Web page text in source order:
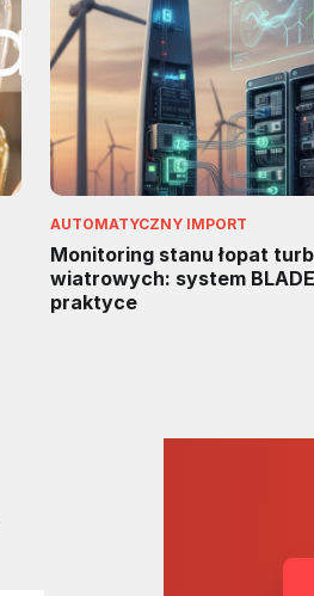
AUTOMATYCZNY IMPORT
Monitoring stanu łopat
wiatrowych: system
praktyce